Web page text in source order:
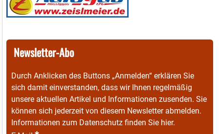
Newsletter-Abo
Durch Anklicken des Buttons „Anmelden“ erklären Sie
sich damit einverstanden, dass wir Ihnen regelmäßig
unsere aktuellen Artikel und Informationen zusenden. Sie
können sich jederzeit von diesem Newsletter abmelden.
Informationen zum Datenschutz finden Sie hier.